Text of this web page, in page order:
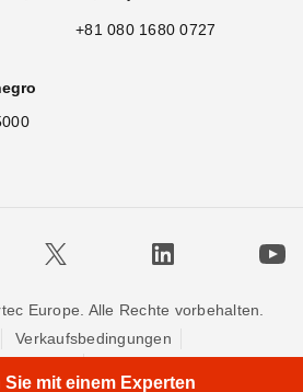
+81 080 1680 0727
Europe. Alle Rechte vorbehalten.
Verkaufsbedingungen
mit einem Experten